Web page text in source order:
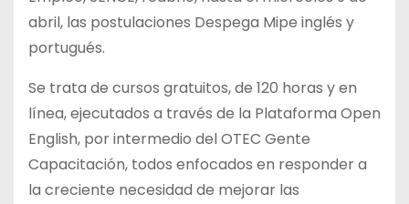
abril, las postulaciones Despega Mipe inglés y
portugués.
Se trata de cursos gratuitos, de 120 horas y en
línea, ejecutados a través de la Plataforma Open
English, por intermedio del OTEC Gente
Capacitación, todos enfocados en responder a
la creciente necesidad de mejorar las